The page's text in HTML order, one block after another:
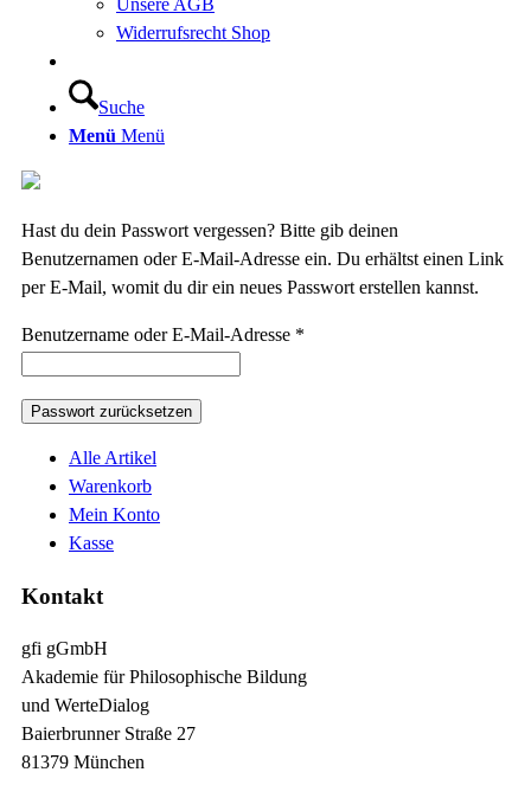
Unsere AGB
Widerrufsrecht Shop
Suche
Menü Menü
Hast du dein Passwort vergessen? Bitte gib deinen
Benutzernamen oder E-Mail-Adresse ein. Du erhältst einen Link
per E-Mail, womit du dir ein neues Passwort erstellen kannst.
Benutzername oder E-Mail-Adresse *
Passwort zurücksetzen
Alle Artikel
Warenkorb
Mein Konto
Kasse
Kontakt
gfi gGmbH
Akademie für Philosophische Bildung
und WerteDialog
Baierbrunner Straße 27
81379 München